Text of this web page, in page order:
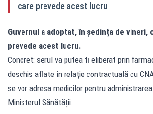
care prevede acest lucru
Guvernul a adoptat, în ședința de vineri,
prevede acest lucru.
Concret: serul va putea fi eliberat prin
deschis aflate în relație contractuală cu
se vor adresa medicilor pentru
Ministerul Sănătății.